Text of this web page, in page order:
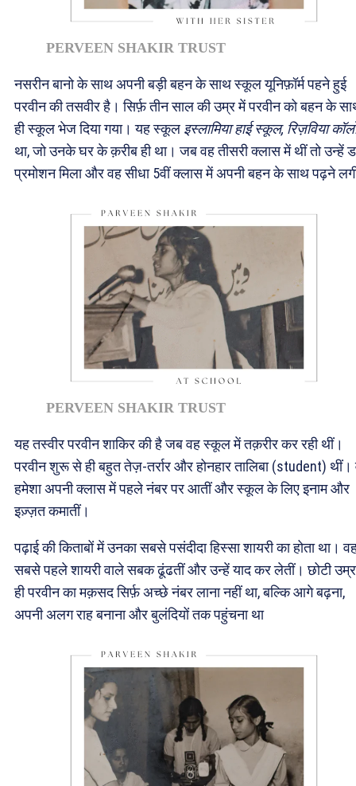
PERVEEN SHAKIR TRUST
नसरीन बानो के साथ अपनी बड़ी बहन के साथ स्कूल यूनिफ़ॉर्म पहने हुई
परवीन की तसवीर है। सिर्फ़ तीन साल की उम्र में परवीन को बहन के
ही स्कूल भेज दिया गया। यह स्कूल इस्लामिया हाई स्कूल, रिज़विया
था, जो उनके घर के क़रीब ही था। जब वह तीसरी क्लास में थीं तो उन्हें
प्रमोशन मिला और वह सीधा 5वीं क्लास में अपनी बहन के साथ पढ़ने
PERVEEN SHAKIR TRUST
यह तस्वीर परवीन शाकिर की है जब वह स्कूल में तक़रीर कर रही थीं।
परवीन शुरू से ही बहुत तेज़-तर्रार और होनहार तालिबा (student) थीं।
हमेशा अपनी क्लास में पहले नंबर पर आतीं और स्कूल के लिए इनाम और
इज़्ज़त कमातीं।
पढ़ाई की किताबों में उनका सबसे पसंदीदा हिस्सा शायरी का होता था।
सबसे पहले शायरी वाले सबक ढूंढतीं और उन्हें याद कर लेतीं। छोटी
ही परवीन का मक़सद सिर्फ़ अच्छे नंबर लाना नहीं था, बल्कि आगे बढ़ना,
अपनी अलग राह बनाना और बुलंदियों तक पहुंचना था